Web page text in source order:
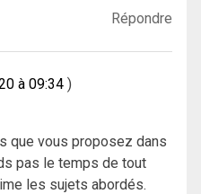
Répondre
à 09:34
que vous proposez dans
pas le temps de tout
les sujets abordés.